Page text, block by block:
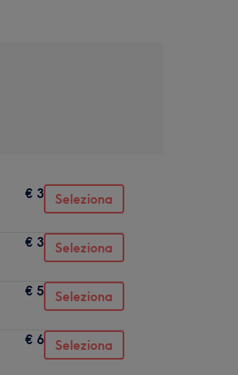
€ 3 Seleziona
€ 3 Seleziona
€ 5 Seleziona
€ 6 Seleziona